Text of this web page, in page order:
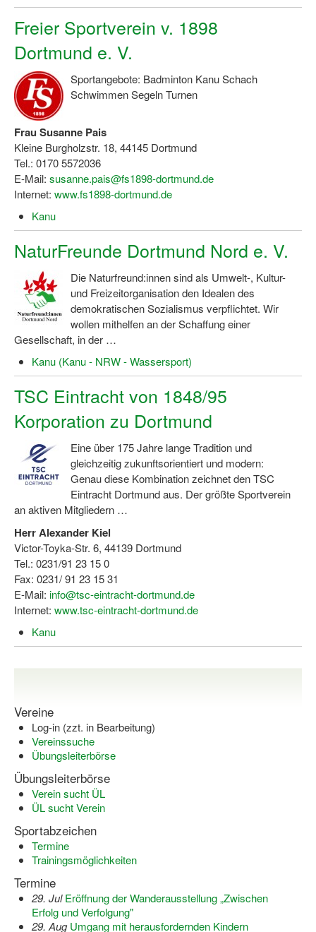
Mädchen in Mannschaftssportarten
Bewegungszwerge
Bewegungskindergarten
Mini-Sportabzeichen
Sportgutschein 4.0
SportartCheck
Sport im Ganztag
Sport vor Ort
Integration durch Sport
NRW bewegt seine KINDER!
Bewegt zu Hause
Bewegt ÄLTER werden in NRW!
Bewegt GESUND bleiben in NRW!
Aktionen zu "Bewegt Älter werden" / "Bewegt gesund
Bewegungsmodel
SSB-Sport
Gymnastik und Entspannung für Frauen
Koronarsport
Seniorensport
Wassergymnastik / Aqua-Step
Reha-Sportangebote in NRW suchen
Sportjugend
Ferienfreizeiten
Sporthelferforum
Kinder- und Jugendqualifizierung
Kinderschutz im Sport
Freier Sportverein v. 1898
Dortmund e. V.
Sportangebote: Badminton Kanu Schach
Schwimmen Segeln Turnen
Frau Susanne Pais
Kleine Burgholzstr. 18, 44145 Dortmund
Tel.: 0170 5572036
E-Mail: susanne.pais@fs1898-dortmund.de
Internet: www.fs1898-dortmund.de
Kanu
NaturFreunde Dortmund Nord e. V.
Die Naturfreund:innen sind als Umwelt-, Kultur-
und Freizeitorganisation den Idealen des
demokratischen Sozialismus verpflichtet. Wir
wollen mithelfen an der Schaffung einer
Gesellschaft, in der …
Kanu (Kanu - NRW - Wassersport)
TSC Eintracht von 1848/95
Korporation zu Dortmund
Eine über 175 Jahre lange Tradition und
gleichzeitig zukunftsorientiert und modern:
Genau diese Kombination zeichnet den TSC
Eintracht Dortmund aus. Der größte Sportverein
an aktiven Mitgliedern …
Herr Alexander Kiel
Victor-Toyka-Str. 6, 44139 Dortmund
Tel.: 0231/91 23 15 0
Fax: 0231/ 91 23 15 31
E-Mail: info@tsc-eintracht-dortmund.de
Internet: www.tsc-eintracht-dortmund.de
Kanu
Vereine
Log-in (zzt. in Bearbeitung)
Vereinssuche
Übungsleiterbörse
Übungsleiterbörse
Verein sucht ÜL
ÜL sucht Verein
Sportabzeichen
Termine
Trainingsmöglichkeiten
Termine
29. Jul Eröffnung der Wanderausstellung „Zwischen
Erfolg und Verfolgung"
29. Aug Umgang mit herausfordernden Kindern